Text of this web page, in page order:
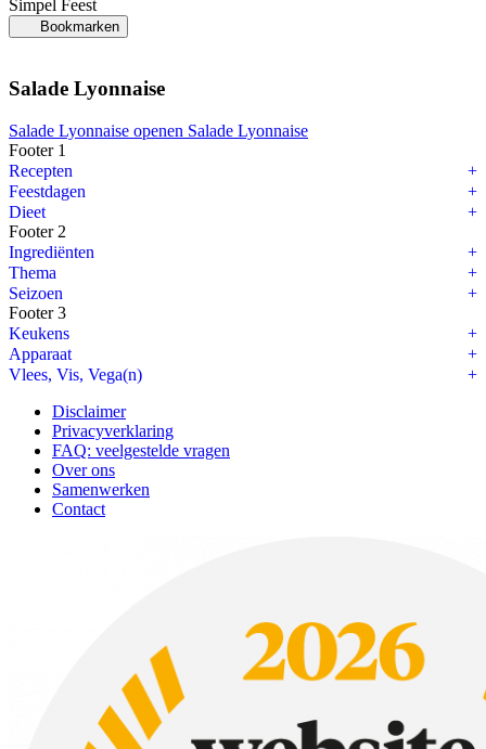
Simpel Feest
Bookmarken
Salade Lyonnaise
Salade Lyonnaise openen Salade Lyonnaise
Footer 1
Recepten
Feestdagen
Dieet
Footer 2
Ingrediënten
Thema
Seizoen
Footer 3
Keukens
Apparaat
Vlees, Vis, Vega(n)
Disclaimer
Privacyverklaring
FAQ: veelgestelde vragen
Over ons
Samenwerken
Contact